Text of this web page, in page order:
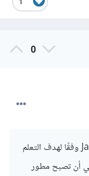
1
0
يمكن تحديد ما يجب تعلمه بعد لغة JavaScript وفقًا لهدف التعلم
أن تصبح مطور